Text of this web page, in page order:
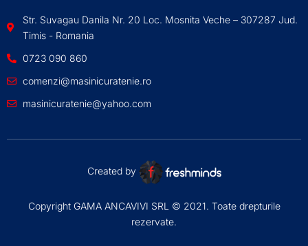
Str. Suvagau Danila Nr. 20 Loc. Mosnita Veche – 307287 Jud.
Timis - Romania
0723 090 860
comenzi@masinicuratenie.ro
masinicuratenie@yahoo.com
Created by
Copyright GAMA ANCAVIVI SRL © 2021. Toate drepturile
rezervate.